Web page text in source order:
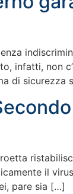
infatti, non
di sicurezza
il
pare sia […]